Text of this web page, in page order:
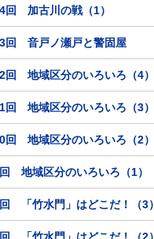
回 加古川の戦（1）
回 音戸ノ瀬戸と警固屋
回 地域区分のいろいろ（4）
回 地域区分のいろいろ（3）
回 地域区分のいろいろ（2）
地域区分のいろいろ（1）
「竹水門」はどこだ！（3）